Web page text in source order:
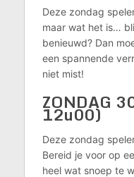
Deze zondag
maar wat het is…
benieuwd? Dan
een spannende
niet mist!
ZONDAG
12u00)
Deze zondag
Bereid je voor op
heel wat snoep te